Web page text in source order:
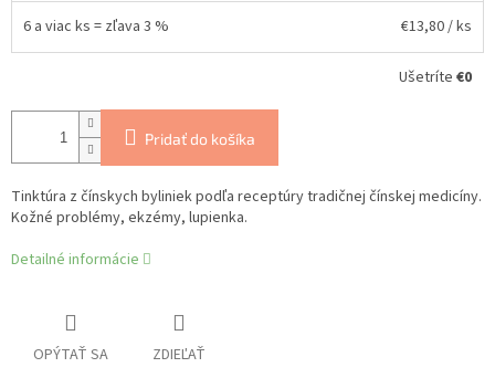
6 a viac ks = zľava 3 % €13,80/ ks
Ušetríte €0
Pridať do košíka
Tinktúra z čínskych byliniek podľa receptúry tradičnej čínskej medicíny.
Kožné problémy, ekzémy, lupienka.
Detailné informácie
OPÝTAŤ SA ZDIEĽAŤ